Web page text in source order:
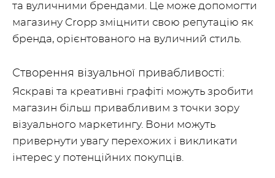
та вуличними брендами. Це може допомогти
магазину Cropp зміцнити свою репутацію як
бренда, орієнтованого на вуличний стиль.
Створення візуальної привабливості:
Яскраві та креативні графіті можуть зробити
магазин більш привабливим з точки зору
візуального маркетингу. Вони можуть
привернути увагу перехожих і викликати
інтерес у потенційних покупців.